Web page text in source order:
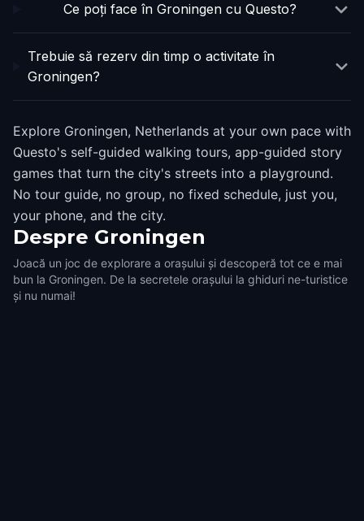
Ce poți face în Groningen cu Questo?
Trebuie să rezerv din timp o activitate în
Groningen?
Explore Groningen, Netherlands at your own pace with
Questo's self-guided walking tours, app-guided story
games that turn the city's streets into a playground.
No tour guide, no group, no fixed schedule, just you,
your phone, and the city.
Despre Groningen
Joacă un joc de explorare a orașului și descoperă tot ce e mai
bun la Groningen. De la secretele orașului la ghiduri ne-turistice
și nu numai!